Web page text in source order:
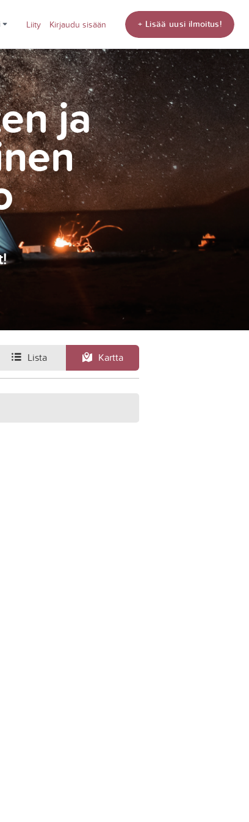
Liity Kirjaudu sisään + Lisää uusi ilmoitus!
ja
Lista Kartta